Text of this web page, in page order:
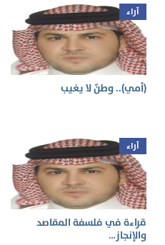
آراء
(أمي).. وطنٌ لا يغيب
آراء
قراءة في فلسفة المقاصد
والإنجاز…